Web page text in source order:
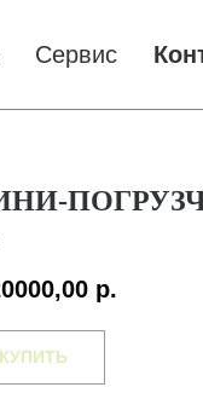
Сервис
р.
КУПИТЬ